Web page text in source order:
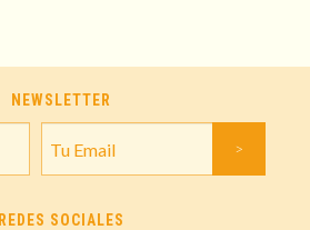
NEWSLETTER
REDES SOCIALES